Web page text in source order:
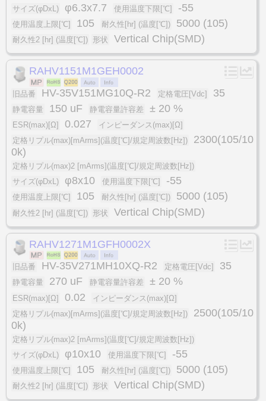
サイズ(φDxL)
φ6.3x7.7 使用温度下限[℃] -55
使用温度上限[℃] 105 耐久性[hr] (温度[℃]) 5000 (105)
耐久性2 [hr] (温度[℃]) 形状 Vertical Chip(SMD)
RAHV1151M1GEH0002
旧品番 HV-35V151MG10Q-R2 定格電圧[Vdc] 35
静電容量 150 uF 静電容量許容差 ± 20 %
ESR(max)[Ω] 0.027
インピーダンス(max)[Ω]
定格リプル(max)[mArms](温度[℃]/規定周波数[Hz])
2300(105/10
0k)
定格リプル(max)2 [mArms](温度[℃]/規定周波数[Hz])
サイズ(φDxL)
φ8x10 使用温度下限[℃] -55
使用温度上限[℃] 105 耐久性[hr] (温度[℃]) 5000 (105)
耐久性2 [hr] (温度[℃]) 形状 Vertical Chip(SMD)
RAHV1271M1GFH0002X
旧品番 HV-35V271MH10XQ-R2 定格電圧[Vdc] 35
静電容量 270 uF 静電容量許容差 ± 20 %
ESR(max)[Ω] 0.02
インピーダンス(max)[Ω]
定格リプル(max)[mArms](温度[℃]/規定周波数[Hz])
2500(105/10
0k)
定格リプル(max)2 [mArms](温度[℃]/規定周波数[Hz])
サイズ(φDxL)
φ10x10 使用温度下限[℃] -55
使用温度上限[℃] 105 耐久性[hr] (温度[℃]) 5000 (105)
耐久性2 [hr] (温度[℃]) 形状 Vertical Chip(SMD)